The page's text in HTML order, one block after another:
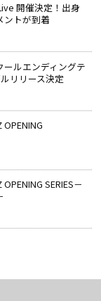
開催決定！出身
ントが到着
ールエンディングテ
リリース決定
OPENING
SERIES－